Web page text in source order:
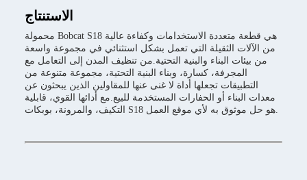
الاستنتاج
محمولة Bobcat S18 هي قطعة متعددة الاستخدامات وكفاءة عالية
من الآلات الثقيلة التي تعمل بشكل استثنائي في مجموعة واسعة
من بيئات البناء والبنية التحتية.من تنظيف المدن إلى التعامل مع
المجرفة، كسارة، وبناء البنية التحتية، مجموعة متنوعة من
التطبيقات تجعلها أداة لا غنى عنها للمقاولين الذين يبحثون عن
معدات البناء أو الحفارات المستخدمة للبيع.مع أدائها القوي، قابلية
التكيف، والمرونة، بوبكات S18 هو حل موثوق به لأي موقع العمل.